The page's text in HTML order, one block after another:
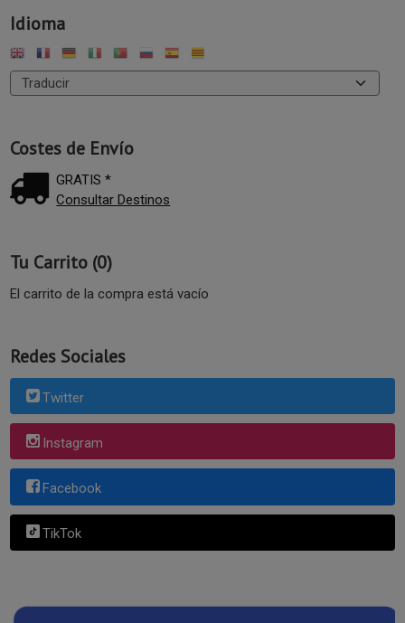
Idioma
Costes de Envío
GRATIS *
Consultar Destinos
Tu Carrito (0)
El carrito de la compra está vacío
Redes Sociales
Twitter
Instagram
Facebook
TikTok